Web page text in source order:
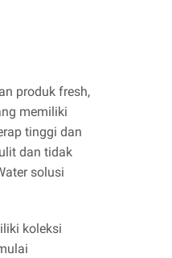
produk fresh,
memiliki
tinggi dan
dan tidak
solusi
koleksi